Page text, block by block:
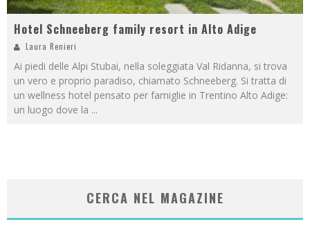
Hotel Schneeberg family resort in Alto Adige
Laura Renieri
Ai piedi delle Alpi Stubai, nella soleggiata Val Ridanna, si trova
un vero e proprio paradiso, chiamato Schneeberg. Si tratta di
un wellness hotel pensato per famiglie in Trentino Alto Adige:
un luogo dove la ...
CERCA NEL MAGAZINE